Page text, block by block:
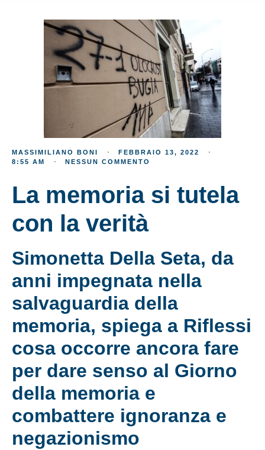
MASSIMILIANO BONI
FEBBRAIO 13, 2022
8:55 AM
NESSUN COMMENTO
La memoria si tutela
con la verità
Simonetta Della Seta, da
anni impegnata nella
salvaguardia della
memoria, spiega a Riflessi
cosa occorre ancora fare
per dare senso al Giorno
della memoria e
combattere ignoranza e
negazionismo